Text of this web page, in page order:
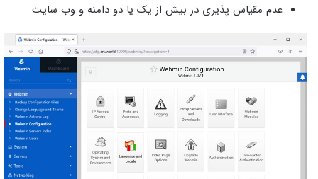
عدم مقیاس پذیری در بیش از یک یا دو دامنه و وب سایت